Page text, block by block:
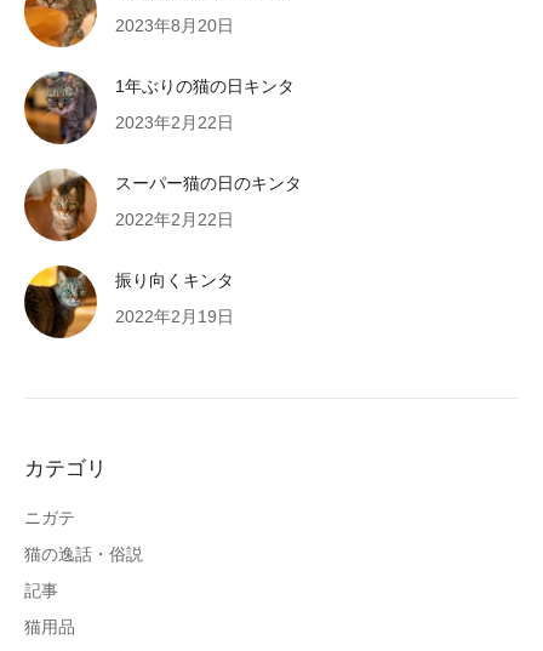
2023年8月20日
1年ぶりの猫の日キンタ
2023年2月22日
スーパー猫の日のキンタ
2022年2月22日
振り向くキンタ
2022年2月19日
カテゴリ
ニガテ
猫の逸話・俗説
記事
猫用品